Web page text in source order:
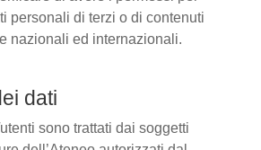
personali di terzi o di contenuti
nazionali ed internazionali.
dati
sono trattati dai soggetti